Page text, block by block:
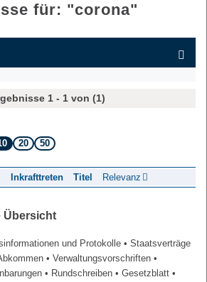
für: "corona"
1 - 1 von (1)
20 50
Inkrafttreten Titel Relevanz
Übersicht
und Protokolle • Staatsverträge
• Verwaltungsvorschriften •
• Rundschreiben • Gesetzblatt •